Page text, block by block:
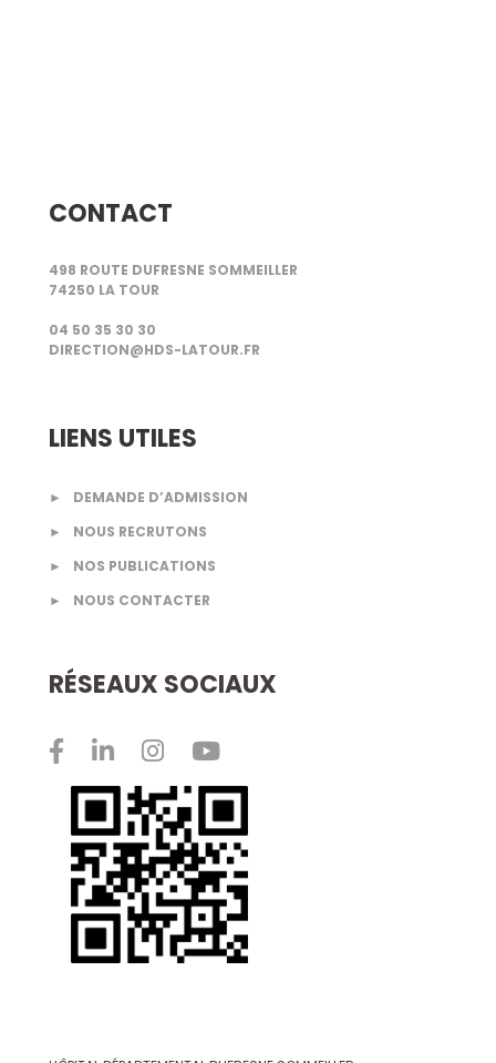
CONTACT
498 ROUTE DUFRESNE SOMMEILLER
74250 LA TOUR
04 50 35 30 30
DIRECTION@HDS-LATOUR.FR
LIENS UTILES
►
DEMANDE D’ADMISSION
►
NOUS RECRUTONS
►
NOS PUBLICATIONS
►
NOUS CONTACTER
RÉSEAUX SOCIAUX